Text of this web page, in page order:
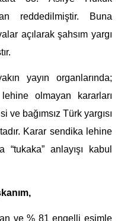
reddedilmiştir. Buna
açılarak şahsım yargı
yayın organlarında;
olmayan kararları
ve bağımsız Türk yargısı
Karar sendika lehine
anlayışı kabul
ve % 81 engelli eşimle